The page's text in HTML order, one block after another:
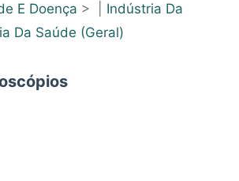
E Doença > | Indústria Da
Da Saúde (Geral)